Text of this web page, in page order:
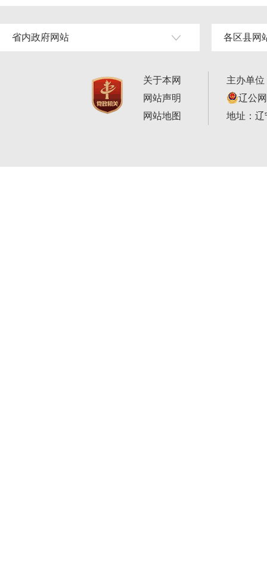
省内政府网站 各区县网
关于本网
网站声明
网站地图
主办单
辽公
地址：辽